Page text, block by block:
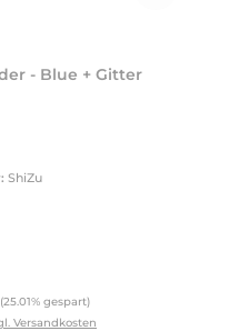
- Blue + Gitter
ShiZu
Preis:
(25.01% gespart)
Versandkosten